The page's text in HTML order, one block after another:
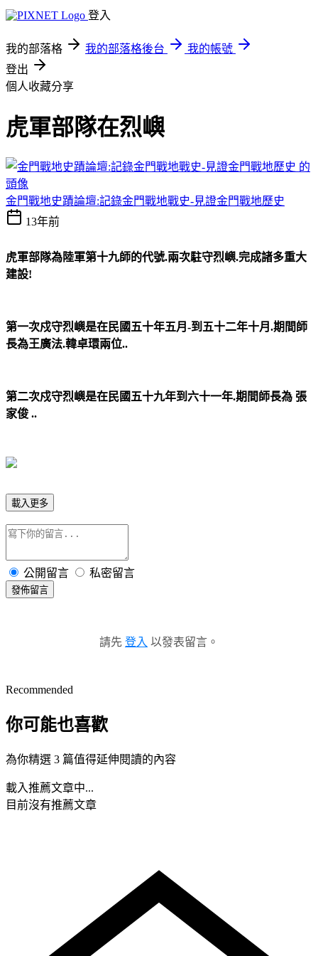
登入
我的部落格 我的部落格後台
我的帳號
登出
個人收藏分享
虎軍部隊在烈嶼
金門戰地史蹟論壇:記錄金門戰地戰史-見證金門戰地歷史
13年前
虎軍部隊為陸軍第十九師的代號.兩次駐守烈嶼.完成諸多重大
建設!
第一次戍守烈嶼是在民國五十年五月-到五十二年十月.期間師
長為王廣法.韓卓環兩位..
第二次戍守烈嶼是在民國五十九年到六十一年.期間師長為 張
家俊 ..
載入更多
公開留言 私密留言
發佈留言
請先 登入 以發表留言。
Recommended
你可能也喜歡
為你精選 3 篇值得延伸閱讀的內容
載入推薦文章中...
目前沒有推薦文章